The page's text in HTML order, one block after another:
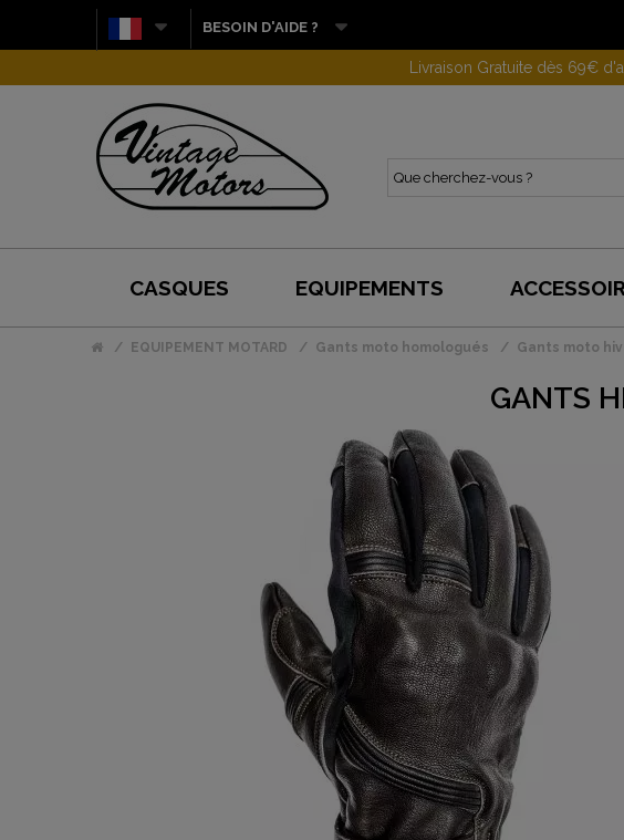
BESOIN D'AIDE ?
Gagnez 10
CASQUES EQUIPEMENTS
EQUIPEMENT MOTARD Gants moto homologués Gants moto
GANTS